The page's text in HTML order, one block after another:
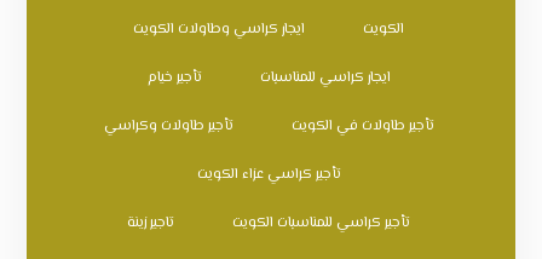
الكويت ايجار كراسي وطاولات الكويت
ايجار كراسي للمناسبات تأجير خيام
تأجير طاولات في الكويت تأجير طاولات وكراسي
تأجير كراسي عزاء الكويت
تأجير كراسي للمناسبات الكويت تاجير زينة